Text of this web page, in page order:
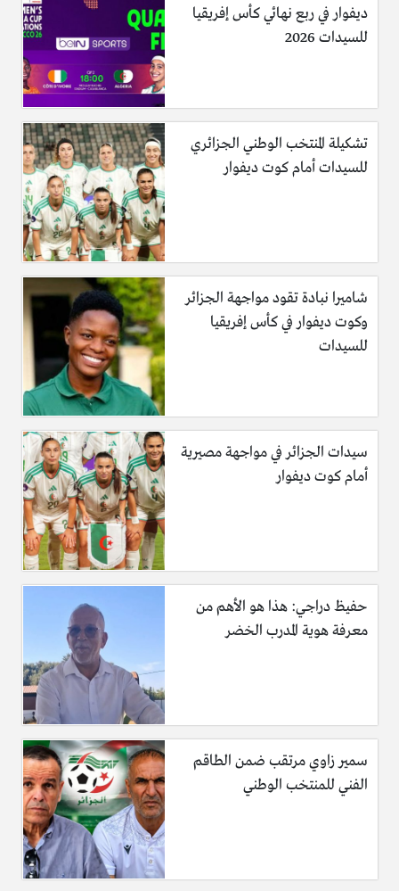
ديفوار في ربع نهائي كأس إفريقيا
للسيدات 2026
تشكيلة المنتخب الوطني الجزائري
للسيدات أمام كوت ديفوار
شاميرا نبادة تقود مواجهة الجزائر
وكوت ديفوار في كأس إفريقيا
للسيدات
سيدات الجزائر في مواجهة مصيرية
أمام كوت ديفوار
حفيظ دراجي: هذا هو الأهم من
معرفة هوية المدرب الخضر
سمير زاوي مرتقب ضمن الطاقم
الفني للمنتخب الوطني